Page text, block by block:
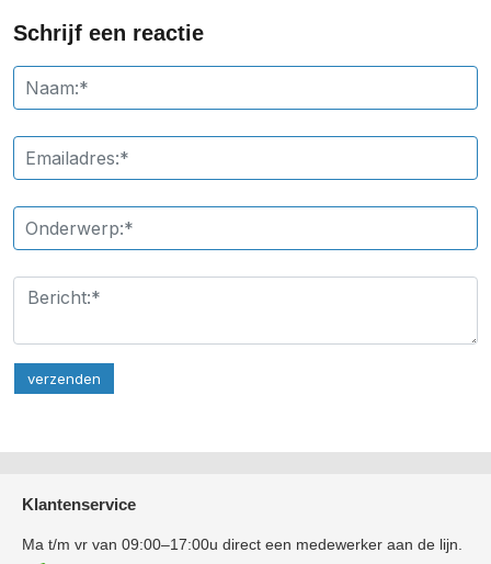
Schrijf een reactie
Klantenservice
Ma t/m vr van 09:00–17:00u direct een medewerker aan de lijn.